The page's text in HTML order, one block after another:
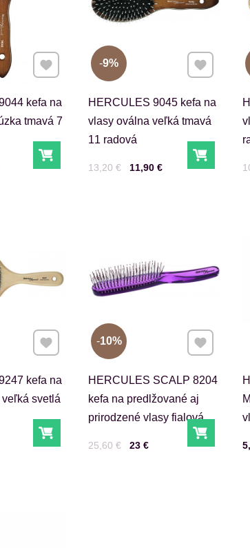
kefa na
tmavá 7
Do košíka
Pridať k Obľúbeným
HERCULES 9045 kefa na
vlasy oválna veľká tmavá
11 radová
Cena s DPH11,90 €
Pred zľavou:
13,20 € Do
9% Pridať k
kefa na
svetlá
Do košíka
Pridať k Obľúbeným
HERCULES SCALP 8204
kefa na predlžované aj
prirodzené vlasy fialová
Cena s DPH23 €
Pred zľavou:
25,60 € Do
10% Pridať k